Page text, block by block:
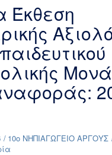
Έκθεση
10ο ΝΗΠΙΑΓΩΓΕΙΟ ΑΡΓΟΥΣ